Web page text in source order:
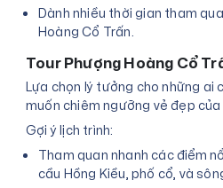
Dành nhiều thời gian tham
Hoàng Cổ Trấn.
Tour Phượng Hoàng Cổ
Lựa chọn lý tưởng cho những ai
muốn chiêm ngưỡng vẻ đẹp
Gợi ý lịch trình:
Tham quan nhanh các điểm
cầu Hồng Kiều, phố cổ, và